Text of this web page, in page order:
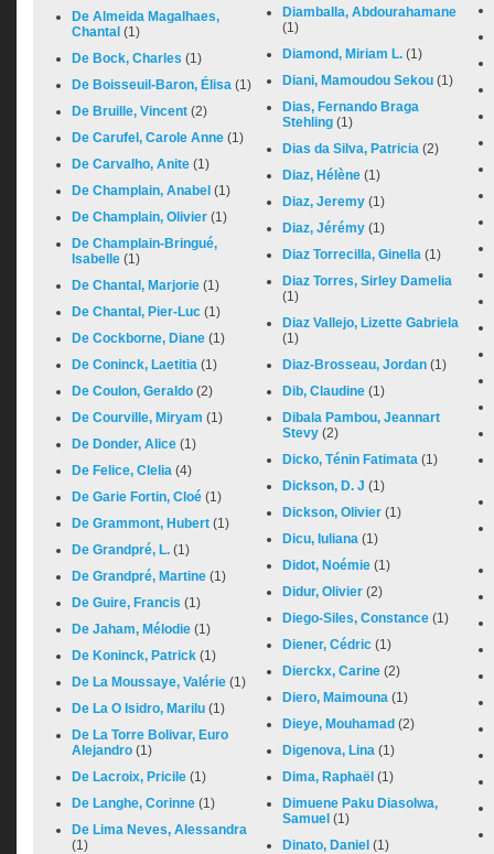
De Almeida Magalhaes,
Chantal (1)
De Bock, Charles (1)
De Boisseuil-Baron, Élisa (1)
De Bruille, Vincent (2)
De Carufel, Carole Anne (1)
De Carvalho, Anite (1)
De Champlain, Anabel (1)
De Champlain, Olivier (1)
De Champlain-Bringué,
Isabelle (1)
De Chantal, Marjorie (1)
De Chantal, Pier-Luc (1)
De Cockborne, Diane (1)
De Coninck, Laetitia (1)
De Coulon, Geraldo (2)
De Courville, Miryam (1)
De Donder, Alice (1)
De Felice, Clelia (4)
De Garie Fortin, Cloé (1)
De Grammont, Hubert (1)
De Grandpré, L. (1)
De Grandpré, Martine (1)
De Guire, Francis (1)
De Jaham, Mélodie (1)
De Koninck, Patrick (1)
De La Moussaye, Valérie (1)
De La O Isidro, Marilu (1)
De La Torre Bolivar, Euro
Alejandro (1)
De Lacroix, Pricile (1)
De Langhe, Corinne (1)
De Lima Neves, Alessandra
(1)
Diamballa, Abdourahamane
(1)
Diamond, Miriam L. (1)
Diani, Mamoudou Sekou (1)
Dias, Fernando Braga
Stehling (1)
Dias da Silva, Patricia (2)
Diaz, Hélène (1)
Diaz, Jeremy (1)
Diaz, Jérémy (1)
Diaz Torrecilla, Ginella (1)
Diaz Torres, Sirley Damelia
(1)
Diaz Vallejo, Lizette Gabriela
(1)
Diaz-Brosseau, Jordan (1)
Dib, Claudine (1)
Dibala Pambou, Jeannart
Stevy (2)
Dicko, Ténin Fatimata (1)
Dickson, D. J (1)
Dickson, Olivier (1)
Dicu, Iuliana (1)
Didot, Noémie (1)
Didur, Olivier (2)
Diego-Siles, Constance (1)
Diener, Cédric (1)
Dierckx, Carine (2)
Diero, Maimouna (1)
Dieye, Mouhamad (2)
Digenova, Lina (1)
Dima, Raphaël (1)
Dimuene Paku Diasolwa,
Samuel (1)
Dinato, Daniel (1)